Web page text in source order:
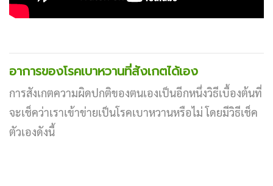
อาการของโรคเบาหวานที่สังเกตได้เอง
การสังเกตความผิดปกติของตนเองเป็นอีกหนึ่งวิธีเบื้องต้นที่
จะเช็คว่าเราเข้าข่ายเป็นโรคเบาหวานหรือไม่ โดยมีวิธีเช็ค
ตัวเองดังนี้